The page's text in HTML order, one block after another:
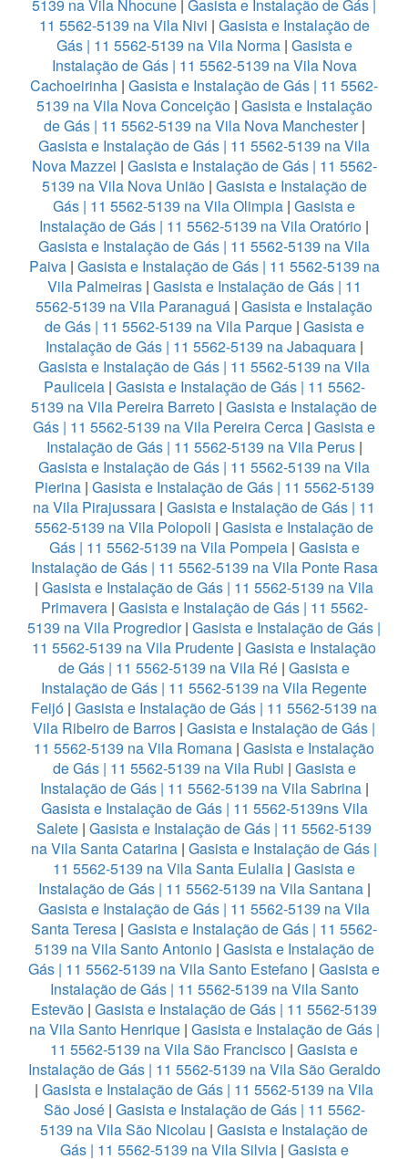
5139 na Vila Nhocune | Gasista e Instalação de Gás |
11 5562-5139 na Vila Nivi | Gasista e Instalação de
Gás | 11 5562-5139 na Vila Norma| Gasista e
Instalação de Gás | 11 5562-5139 na Vila Nova
Cachoeirinha | Gasista e Instalação de Gás | 11 5562-
5139 na Vila Nova Conceição| Gasista e Instalação
de Gás | 11 5562-5139 na Vila Nova Manchester|
Gasista e Instalação de Gás | 11 5562-5139 na Vila
Nova Mazzei | Gasista e Instalação de Gás | 11 5562-
5139 na Vila Nova União| Gasista e Instalação de
Gás | 11 5562-5139 na Vila Olimpia | Gasista e
Instalação de Gás | 11 5562-5139 na Vila Oratório |
Gasista e Instalação de Gás | 11 5562-5139 na Vila
Paiva| Gasista e Instalação de Gás | 11 5562-5139 na
Vila Palmeiras| Gasista e Instalação de Gás | 11
5562-5139 na Vila Paranaguá | Gasista e Instalação
de Gás | 11 5562-5139 na Vila Parque| Gasista e
Instalação de Gás | 11 5562-5139 na Jabaquara|
Gasista e Instalação de Gás | 11 5562-5139 na Vila
Pauliceia| Gasista e Instalação de Gás | 11 5562-
5139 na Vila Pereira Barreto | Gasista e Instalação de
Gás | 11 5562-5139 na Vila Pereira Cerca | Gasista e
Instalação de Gás | 11 5562-5139 na Vila Perus|
Gasista e Instalação de Gás | 11 5562-5139 na Vila
Pierina| Gasista e Instalação de Gás | 11 5562-5139
na Vila Pirajussara | Gasista e Instalação de Gás | 11
5562-5139 na Vila Polopoli | Gasista e Instalação de
Gás | 11 5562-5139 na Vila Pompeia| Gasista e
Instalação de Gás | 11 5562-5139 na Vila Ponte Rasa
| Gasista e Instalação de Gás | 11 5562-5139 na Vila
Primavera| Gasista e Instalação de Gás | 11 5562-
5139 na Vila Progredior| Gasista e Instalação de Gás |
11 5562-5139 na Vila Prudente | Gasista e Instalação
de Gás | 11 5562-5139 na Vila Ré | Gasista e
Instalação de Gás | 11 5562-5139 na Vila Regente
Feijó | Gasista e Instalação de Gás | 11 5562-5139 na
Vila Ribeiro de Barros | Gasista e Instalação de Gás |
11 5562-5139 na Vila Romana | Gasista e Instalação
de Gás | 11 5562-5139 na Vila Rubi | Gasista e
Instalação de Gás | 11 5562-5139 na Vila Sabrina|
Gasista e Instalação de Gás | 11 5562-5139ns Vila
Salete | Gasista e Instalação de Gás | 11 5562-5139
na Vila Santa Catarina | Gasista e Instalação de Gás |
11 5562-5139 na Vila Santa Eulalia | Gasista e
Instalação de Gás | 11 5562-5139 na Vila Santana|
Gasista e Instalação de Gás | 11 5562-5139 na Vila
Santa Teresa | Gasista e Instalação de Gás | 11 5562-
5139 na Vila Santo Antonio| Gasista e Instalação de
Gás | 11 5562-5139 na Vila Santo Estefano | Gasista e
Instalação de Gás | 11 5562-5139 na Vila Santo
Estevão | Gasista e Instalação de Gás | 11 5562-5139
na Vila Santo Henrique| Gasista e Instalação de Gás |
11 5562-5139 na Vila São Francisco | Gasista e
Instalação de Gás | 11 5562-5139 na Vila São Geraldo
| Gasista e Instalação de Gás | 11 5562-5139 na Vila
São José| Gasista e Instalação de Gás | 11 5562-
5139 na Vila São Nicolau | Gasista e Instalação de
Gás | 11 5562-5139 na Vila Silvia| Gasista e